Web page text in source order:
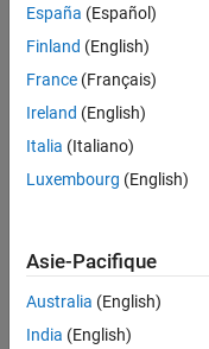
lteULDescramble
lteSymbolModulate
lteLayerDemap
España (Español)
Finland (English)
France (Français)
Ireland (English)
Italia (Italiano)
Luxembourg (English)
Asie-Pacifique
Australia (English)
India (English)